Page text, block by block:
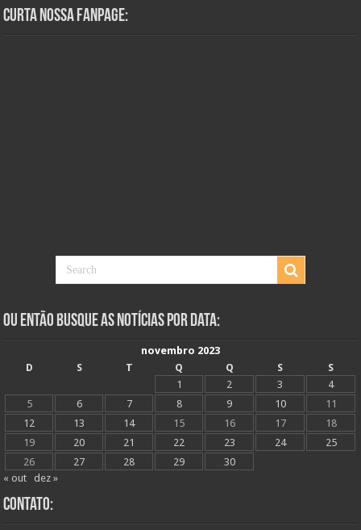
Curta Nossa Fanpage:
Ou Então Busque as Notícias Por Data:
novembro 2023
D
S T Q Q S
S
1
2 3
4
5
6 7 8 9 10
11
12
13 14 15 16 17
18
19
20 21 22 23 24
25
26
27 28 29
30
« out
dez »
Contato: